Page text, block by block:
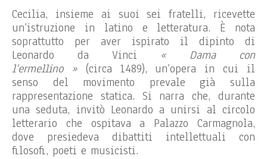
Cecilia, insieme ai suoi sei fratelli, ricevette
un’istruzione in latino e letteratura. È nota
soprattutto per aver ispirato il dipinto di
Leonardo da Vinci « Dama con
l’ermellino »(circa 1489), un’opera in cui il
senso del movimento prevale già sulla
rappresentazione statica. Si narra che, durante
una seduta, invitò Leonardo a unirsi al circolo
letterario che ospitava a Palazzo Carmagnola,
dove presiedeva dibattiti intellettuali con
filosofi, poeti e musicisti.